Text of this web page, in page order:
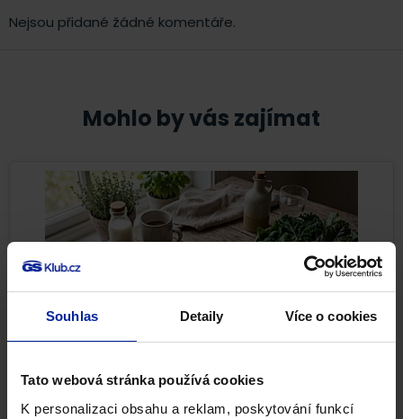
Souhlas Detaily Více o cookies
Tato webová stránka používá cookies
K personalizaci obsahu a reklam, poskytování funkcí
Nejsou přidané žádné komentáře.
Mohlo by vás zajímat
Nejlepší potraviny pro pevné kosti i při
osteoporóze